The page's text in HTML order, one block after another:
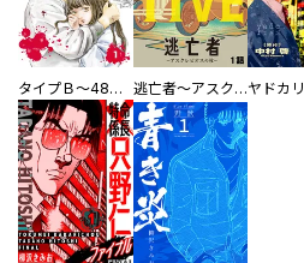
タイプＢ～48時間後、致死率100％～【単話】 逃亡者～アスクレピオスの杖～ヤドカリ